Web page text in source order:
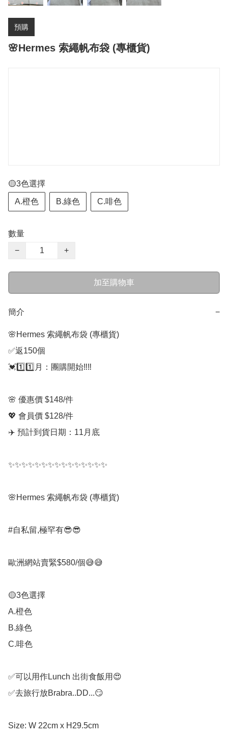
預購
🌸Hermes 索繩帆布袋 (專櫃貨)
🟡3色選擇
A.橙色 B.綠色 C.啡色
數量
−
+
加至購物車
簡介 −
🌸Hermes 索繩帆布袋 (專櫃貨)
✅返150個
💓1️⃣1️⃣月：團購開始‼️‼️
🌸 優惠價 $148/件
💖 會員價 $128/件
✈️ 預計到貨日期：11月底
✨✨✨✨✨✨✨✨✨✨✨✨✨✨✨
🌸Hermes 索繩帆布袋 (專櫃貨)
#自私留,極罕有😎😎
歐洲網站賣緊$580/個😅😅
🟡3色選擇
A.橙色
B.綠色
C.啡色
✅可以用作Lunch 出街食飯用😍
✅去旅行放Brabra..DD...😏
Size: W 22cm x H29.5cm